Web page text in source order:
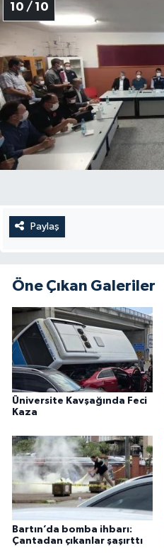
10 / 10
Paylaş
Öne Çıkan Galeriler
Üniversite Kavşağında Feci
Kaza
Bartın’da bomba ihbarı:
Çantadan çıkanlar şaşırttı